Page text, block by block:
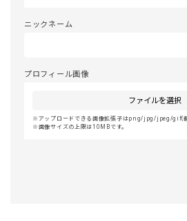
ニックネーム
プロフィール画像
ファイルを選択
アップロードできる画像拡張子はpng/jpg/jpeg/gif(
画像サイズの上限は10MBです。